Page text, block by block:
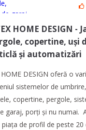
HOME DESIGN -
copertine, uși
și automatizări
HOME DESIGN oferă o
sistemelor de
copertine, pergole,
garaj, porți și nu numai.
de profil de peste 20